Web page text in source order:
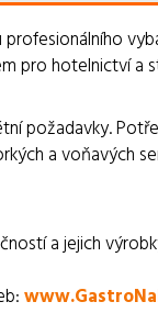
pro hotelnictví a
požadavky.
a voňavých
a jejich